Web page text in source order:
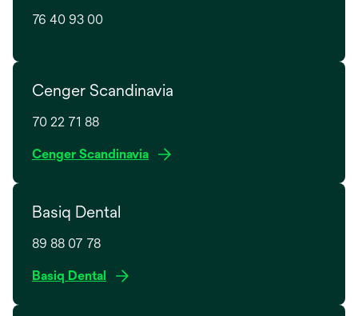
ti
n
w
a
76 40 93 00
Cenger Scandinavia
70 22 71 88
Cenger Scandinaviao
Basiq Dental
89 88 07 78
Basiq Dental